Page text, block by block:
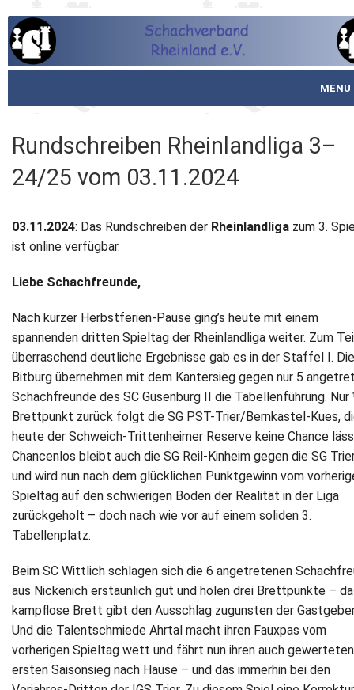
MENU
Schachjugend
Meistertafel
Fotos
Service
Newsletter
Kontakt
Impressum
Datenschutz
Rundschreiben Rheinlandliga 3–
24/25 vom 03.11.2024
03.11.2024: Das Rundschreiben der Rheinlandliga zum 3.
ist online verfügbar.
Liebe Schachfreunde,
Nach kurzer Herbstferien-Pause ging’s heute mit einem
spannenden dritten Spieltag der Rheinlandliga weiter. Zum
überraschend deutliche Ergebnisse gab es in der Staffel I.
Bitburg übernehmen mit dem Kantersieg gegen nur 5
Schachfreunde des SC Gusenburg II die Tabellenführung.
Brettpunkt zurück folgt die SG PST-Trier/Bernkastel-Kues,
heute der Schweich-Trittenheimer Reserve keine Chance
Chancenlos bleibt auch die SG Reil-Kinheim gegen die SG
und wird nun nach dem glücklichen Punktgewinn vom
Spieltag auf den schwierigen Boden der Realität in der Liga
zurückgeholt – doch nach wie vor auf einem soliden 3.
Tabellenplatz.
Beim SC Wittlich schlagen sich die 6 angetretenen
aus Nickenich erstaunlich gut und holen drei Brettpunkte –
kampflose Brett gibt den Ausschlag zugunsten der
Und die Talentschmiede Ahrtal macht ihren Fauxpas vom
vorherigen Spieltag wett und fährt nun ihren auch gewerteten
ersten Saisonsieg nach Hause – und das immerhin bei den